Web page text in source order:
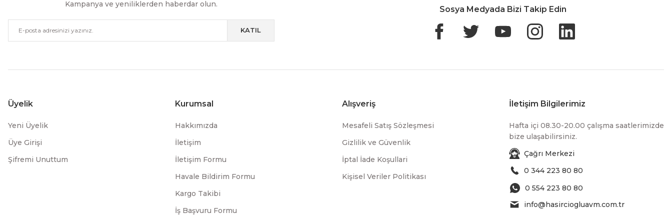
Kampanya ve yeniliklerden haberdar olun.
KATIL
Sosya Medyada Bizi Takip Edin
Üyelik
Yeni Üyelik
Üye Girişi
Şifremi Unuttum
Kurumsal
Hakkımızda
İletişim
İletişim Formu
Havale Bildirim Formu
Kargo Takibi
İş Başvuru Formu
Alışveriş
Mesafeli Satış Sözleşmesi
Gizlilik ve Güvenlik
İptal İade Koşullari
Kişisel Veriler Politikası
İletişim Bilgilerimiz
Hafta içi 08.30-20.00 çalışma saatlerimizde
bize ulaşabilirsiniz.
Çağrı Merkezi
0 344 223 80 80
0 554 223 80 80
info@hasirciogluavm.com.tr